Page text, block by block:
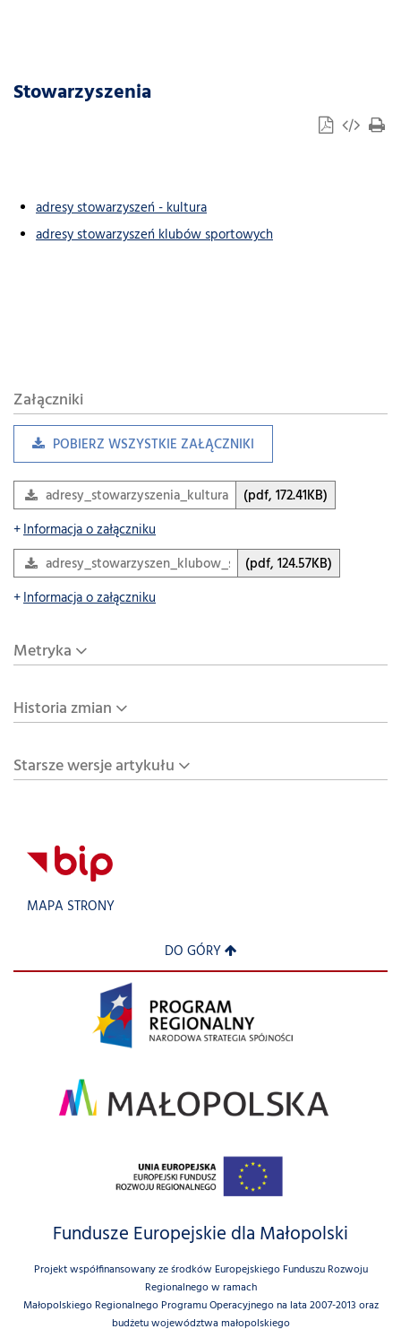
Stowarzyszenia
adresy stowarzyszeń - kultura
adresy stowarzyszeń klubów sportowych
Załączniki
POBIERZ WSZYSTKIE ZAŁĄCZNIKI
adresy_stowarzyszenia_kultura
(pdf, 172.41KB)
Informacja o załączniku
adresy_stowarzyszen_klubow_sportowych
(pdf, 124.57KB)
Informacja o załączniku
Metryka
Historia zmian
Starsze wersje artykułu
MAPA STRONY
DO GÓRY
Fundusze Europejskie dla Małopolski
Projekt współfinansowany ze środków Europejskiego Funduszu Rozwoju
Regionalnego w ramach
Małopolskiego Regionalnego Programu Operacyjnego na lata 2007-2013 oraz
budżetu województwa małopolskiego